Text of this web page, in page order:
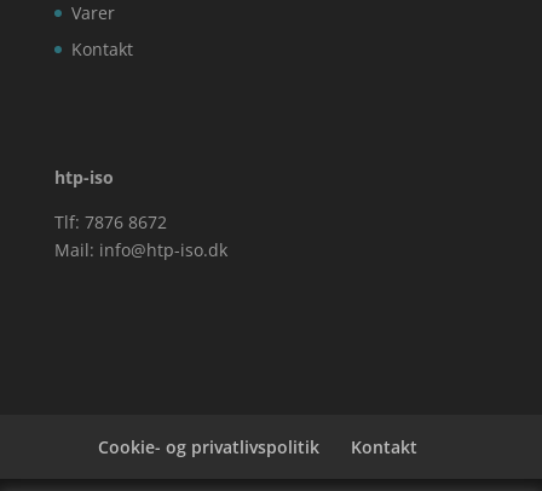
Varer
Kontakt
htp-iso
Tlf: 7876 8672
Mail: info@htp-iso.dk
Cookie- og privatlivspolitik Kontakt